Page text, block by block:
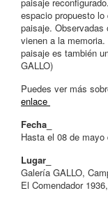
espacio propuesto
paisaje. Observadas
vienen a la
paisaje es también
GALLO)
Puedes ver más
enlace
Fecha_
Hasta el 08 de mayo
Lugar_
Galería GALLO,
El Comendador